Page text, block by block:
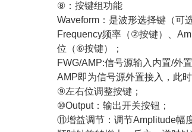
⑧ ：按键组功能
Waveform ：是波形选择键（可
Frequency频率（②按键）、
位（⑥按键）；
FWG/AMP:信号源输入内置/外
AMP即为信号源外置接入，此
⑨左右位调整按键；
⑩Output：输出开关按钮；
⑪增益调节：调节Amplitude幅